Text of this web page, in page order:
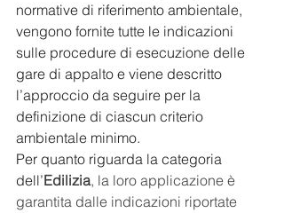
normative di riferimento ambientale,
vengono fornite tutte le indicazioni
sulle procedure di esecuzione delle
gare di appalto e viene descritto
l’approccio da seguire per la
definizione di ciascun criterio
ambientale minimo.
Per quanto riguarda la categoria
dell’Edilizia, la loro applicazione è
garantita dalle indicazioni riportate